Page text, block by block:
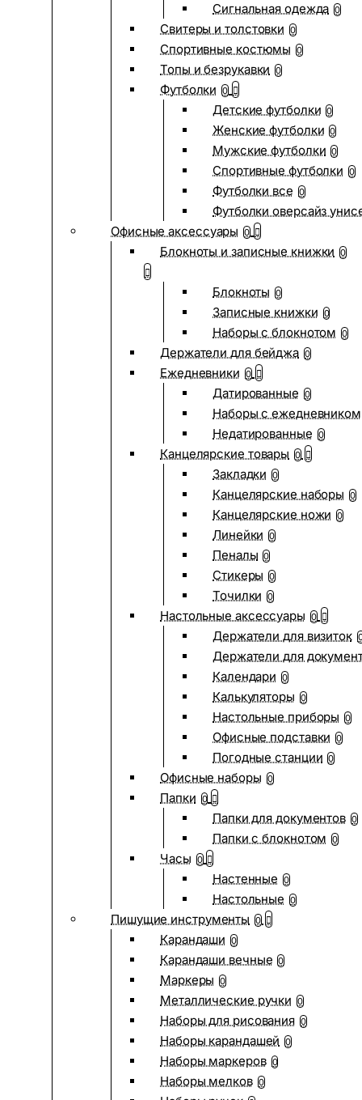
Сигнальная одежда 0
Свитеры и толстовки 0
Спортивные костюмы 0
Топы и безрукавки 0
Футболки 0
Детские футболки 0
Женские футболки 0
Мужские футболки 0
Спортивные футболки 0
Футболки все 0
Футболки оверсайз
Офисные аксессуары 0
Блокноты и записные книжки 0
Блокноты 0
Записные книжки 0
Наборы с блокнотом 0
Держатели для бейджа 0
Ежедневники 0
Датированные 0
Наборы с ежедневником
Недатированные 0
Канцелярские товары 0
Закладки 0
Канцелярские наборы 0
Канцелярские ножи 0
Линейки 0
Пеналы 0
Стикеры 0
Точилки 0
Настольные аксессуары 0
Держатели для визиток
Держатели для
Календари 0
Калькуляторы 0
Настольные приборы 0
Офисные подставки 0
Погодные станции 0
Офисные наборы 0
Папки 0
Папки для документов 0
Папки с блокнотом 0
Часы 0
Настенные 0
Настольные 0
Пишущие инструменты 0
Карандаши 0
Карандаши вечные 0
Маркеры 0
Металлические ручки 0
Наборы для рисования 0
Наборы карандашей 0
Наборы маркеров 0
Наборы мелков 0